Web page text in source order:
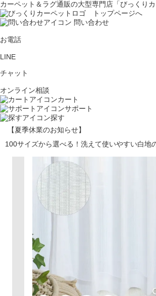
カーペット＆ラグ通販の大型専門店「びっくりカ
問い合わせ
お電話
LINE
チャット
オンライン相談
カート
サポート
探す
【夏季休業のお知らせ】
100サイズから選べる！洗えて使いやすい白地